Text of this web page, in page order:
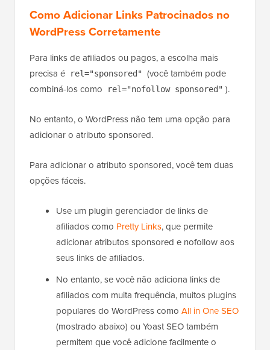
Como Adicionar Links Patrocinados no
WordPress Corretamente
Para links de afiliados ou pagos, a escolha mais
precisa é
rel="sponsored"
(você também pode
combiná-los como
rel="nofollow sponsored" ).
No entanto, o WordPress não tem uma opção para
adicionar o atributo sponsored.
Para adicionar o atributo sponsored, você tem duas
opções fáceis.
Use um plugin gerenciador de links de
afiliados como Pretty Links, que permite
adicionar atributos sponsored e nofollow aos
seus links de afiliados.
No entanto, se você não adiciona links de
afiliados com muita frequência, muitos plugins
populares do WordPress como All in One SEO
(mostrado abaixo) ou Yoast SEO também
permitem que você adicione facilmente o